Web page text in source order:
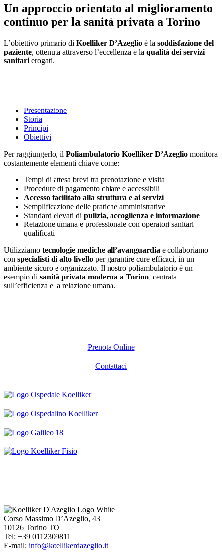
Un approccio orientato al miglioramento
continuo per la sanità privata a Torino
L’obiettivo primario di Koelliker D’Azeglio è la soddisfazione del
paziente, ottenuta attraverso l’eccellenza e la qualità dei servizi
sanitari erogati.
Presentazione
Storia
Principi
Obiettivi
Per raggiungerlo, il Poliambulatorio Koelliker D’Azeglio monitora
costantemente elementi chiave come:
Tempi di attesa brevi tra prenotazione e visita
Procedure di pagamento chiare e accessibili
Accesso facilitato alla struttura e ai servizi
Semplificazione delle pratiche amministrative
Standard elevati di pulizia, accoglienza e informazione
Relazione umana e professionale con operatori sanitari
qualificati
Utilizziamo tecnologie mediche all’avanguardia e collaboriamo
con specialisti di alto livello per garantire cure efficaci, in un
ambiente sicuro e organizzato. Il nostro poliambulatorio è un
esempio di sanità privata moderna a Torino, centrata
sull’efficienza e la relazione umana.
Prenota Online
Contattaci
Corso Massimo D’Azeglio, 43
10126 Torino TO
Tel: +39 0112309811
E-mail: info@koellikerdazeglio.it